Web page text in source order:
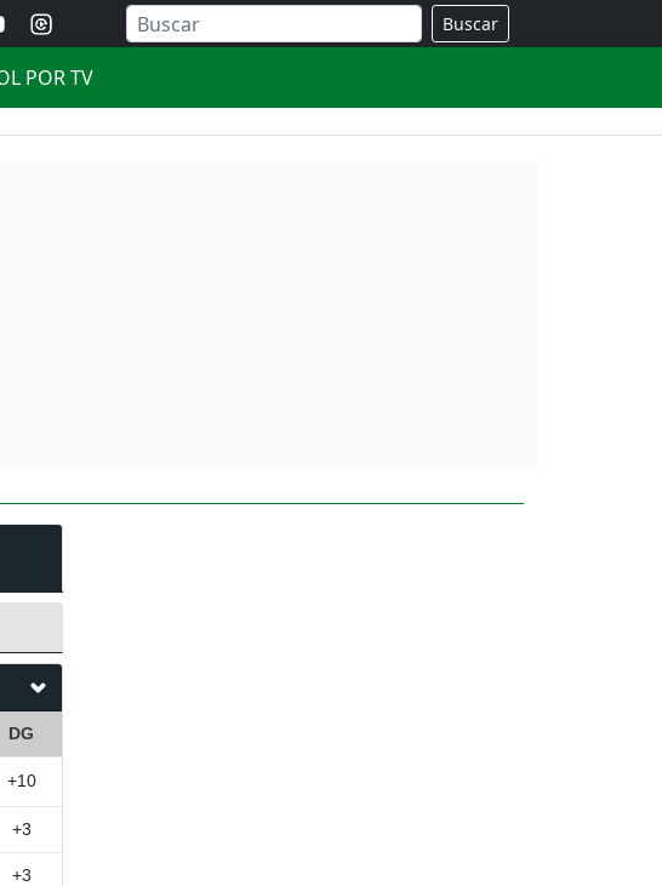
Buscar
POR TV
DG
+10
+3
+3